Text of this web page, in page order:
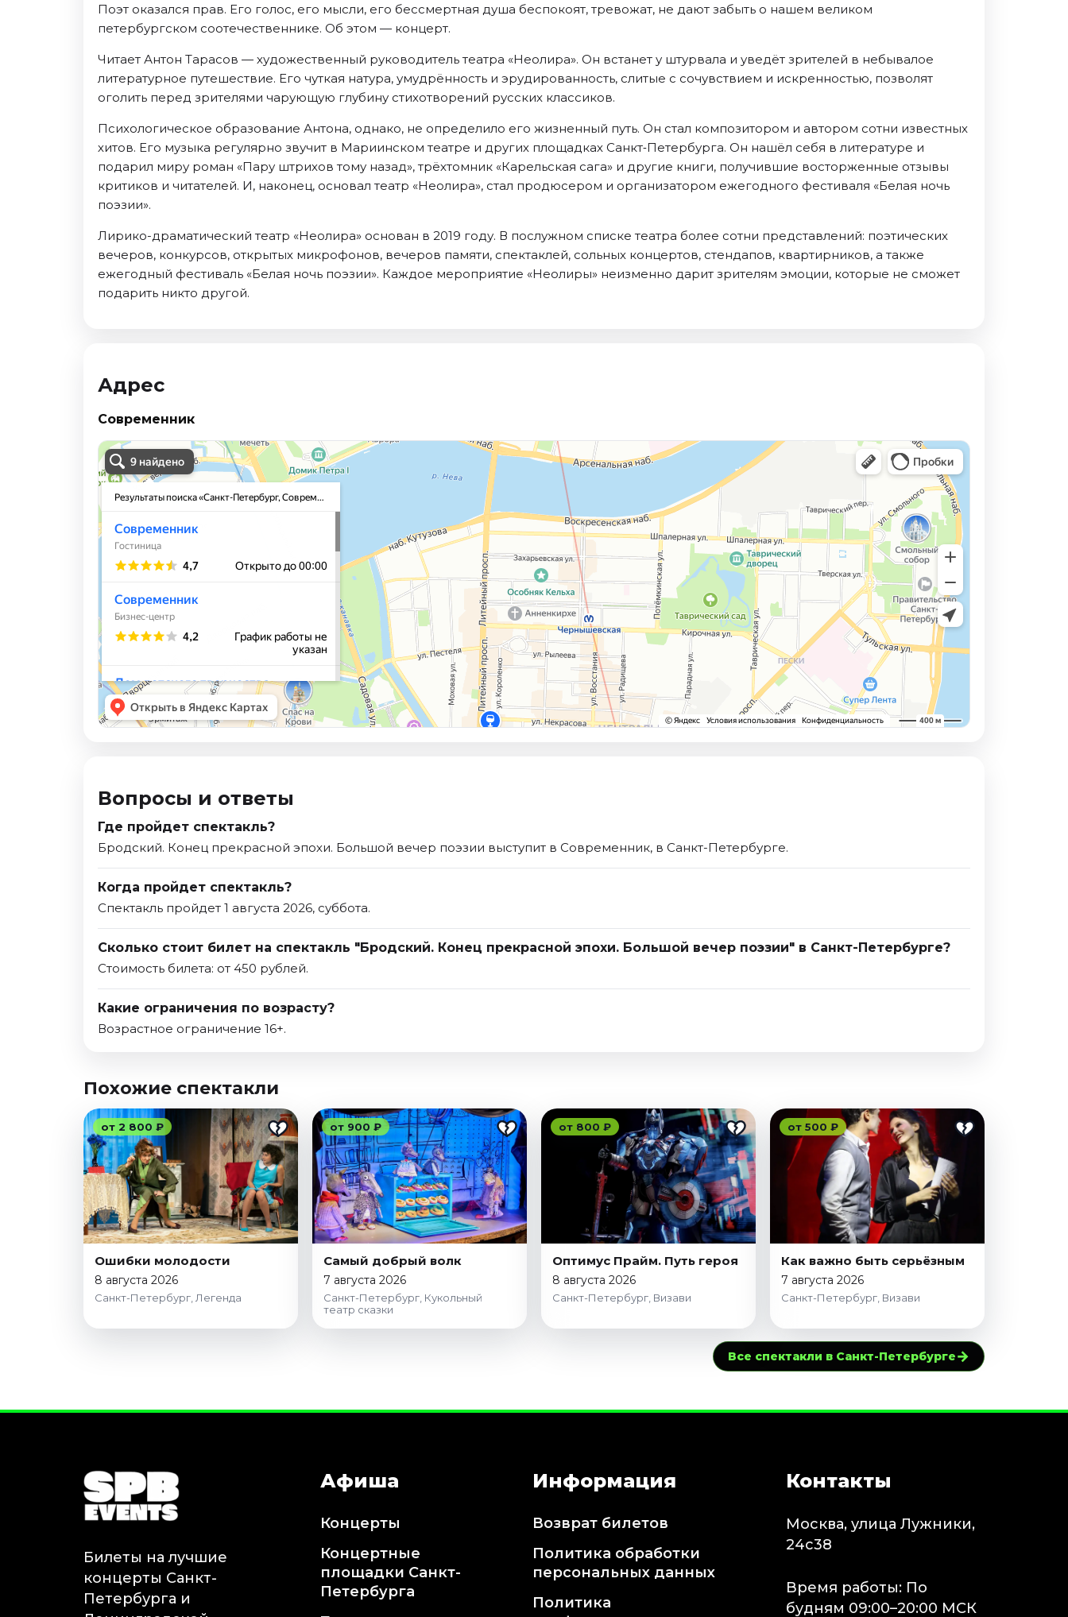
Поэт оказался прав. Его голос, его мысли, его бессмертная душа беспокоят, тревожат, не дают забыть о нашем великом
петербургском соотечественнике. Об этом — концерт.
Читает Антон Тарасов — художественный руководитель театра «Неолира». Он встанет у штурвала и уведёт зрителей в небывалое
литературное путешествие. Его чуткая натура, умудрённость и эрудированность, слитые с сочувствием и искренностью, позволят
оголить перед зрителями чарующую глубину стихотворений русских классиков.
Психологическое образование Антона, однако, не определило его жизненный путь. Он стал композитором и автором сотни известных
хитов. Его музыка регулярно звучит в Мариинском театре и других площадках Санкт‑Петербурга. Он нашёл себя в литературе и
подарил миру роман «Пару штрихов тому назад», трёхтомник «Карельская сага» и другие книги, получившие восторженные отзывы
критиков и читателей. И, наконец, основал театр «Неолира», стал продюсером и организатором ежегодного фестиваля «Белая ночь
поэзии».
Лирико-драматический театр «Неолира» основан в 2019 году. В послужном списке театра более сотни представлений: поэтических
вечеров, конкурсов, открытых микрофонов, вечеров памяти, спектаклей, сольных концертов, стендапов, квартирников, а также
ежегодный фестиваль «Белая ночь поэзии». Каждое мероприятие «Неолиры» неизменно дарит зрителям эмоции, которые не сможет
подарить никто другой.
Адрес
Современник
Вопросы и ответы
Где пройдет спектакль?
Бродский. Конец прекрасной эпохи. Большой вечер поэзии выступит в Современник, в Санкт-Петербурге.
Когда пройдет спектакль?
Спектакль пройдет 1 августа 2026, суббота.
Сколько стоит билет на спектакль "Бродский. Конец прекрасной эпохи. Большой вечер поэзии" в Санкт-Петербурге?
Стоимость билета: от 450 рублей.
Какие ограничения по возрасту?
Возрастное ограничение 16+.
Похожие спектакли
от 2 800 ₽
Ошибки молодости
8 августа 2026
Санкт-Петербург, Легенда
от 900 ₽
Самый добрый волк
7 августа 2026
Санкт-Петербург, Кукольный
театр сказки
от 800 ₽
Оптимус Прайм. Путь героя
8 августа 2026
Санкт-Петербург, Визави
от 500 ₽
Как важно быть серьёзным
7 августа 2026
Санкт-Петербург, Визави
Все спектакли в Санкт-Петербурге→
Билеты на лучшие
концерты Санкт-
Петербурга и
Афиша
Концерты
Концертные
площадки Санкт-
Петербурга
Информация
Возврат билетов
Политика обработки
персональных данных
Политика
Контакты
Москва, улица Лужники,
24с38
Время работы: По
будням 09:00–20:00 МСК